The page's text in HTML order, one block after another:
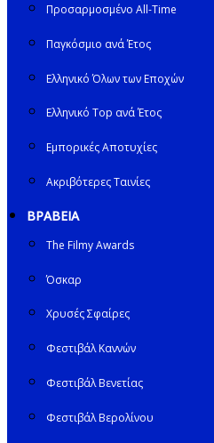
Προσαρμοσμένο All-Time
Παγκόσμιο ανά Έτος
Ελληνικό Όλων των Εποχών
Ελληνικό Top ανά Έτος
Εμπορικές Αποτυχίες
Ακριβότερες Ταινίες
ΒΡΑΒΕΙΑ
The Filmy Awards
Όσκαρ
Χρυσές Σφαίρες
Φεστιβάλ Καννών
Φεστιβάλ Βενετίας
Φεστιβάλ Βερολίνου